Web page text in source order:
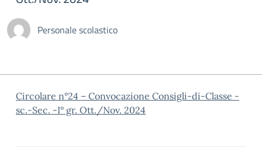
Personale scolastico
Circolare n°24 – Convocazione Consigli-di-Classe -
sc.-Sec. -I° gr. Ott./Nov. 2024